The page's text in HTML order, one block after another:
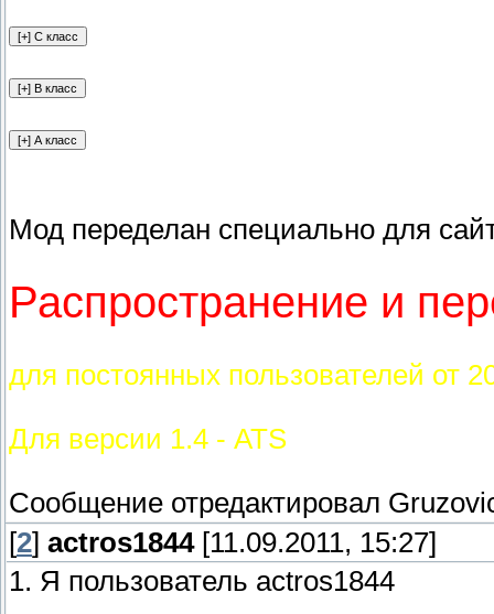
Мод переделан специально для
Распространение и
для постоянных пользователей от
Для версии 1.4 - ATS
Сообщение отредактировал
[2] actros1844[11.09.2011, 15:27]
1. Я пользователь actros1844